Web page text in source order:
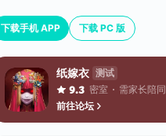
下载手机 APP 下载 PC 版
纸嫁衣 测试
9.3 密室 需家长陪同
前往论坛